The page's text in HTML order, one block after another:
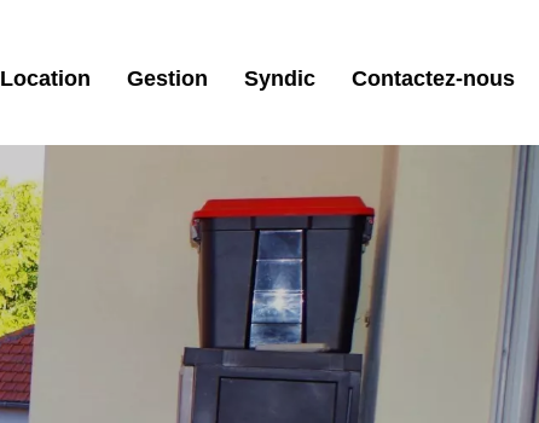
Location Gestion Syndic Contactez-nous